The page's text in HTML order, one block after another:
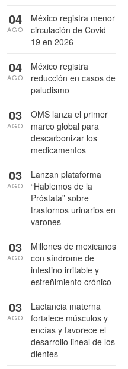
México registra menor
circulación de Covid-
19 en 2026
04
AGO
México registra
reducción en casos de
paludismo
04
AGO
OMS lanza el primer
marco global para
descarbonizar los
medicamentos
03
AGO
Lanzan plataforma
“Hablemos de la
Próstata” sobre
trastornos urinarios en
varones
03
AGO
Millones de mexicanos
con síndrome de
intestino irritable y
estreñimiento crónico
03
AGO
Lactancia materna
fortalece músculos y
encías y favorece el
desarrollo lineal de los
dientes
03
AGO